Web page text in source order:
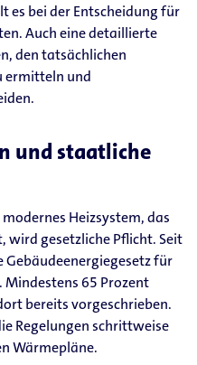
es bei der Entscheidung für
Auch eine detaillierte
den tatsächlichen
ermitteln und
und staatliche
Heizsystem, das
wird gesetzliche Pflicht. Seit
für
65 Prozent
bereits vorgeschrieben.
Regelungen schrittweise
Wärmepläne.